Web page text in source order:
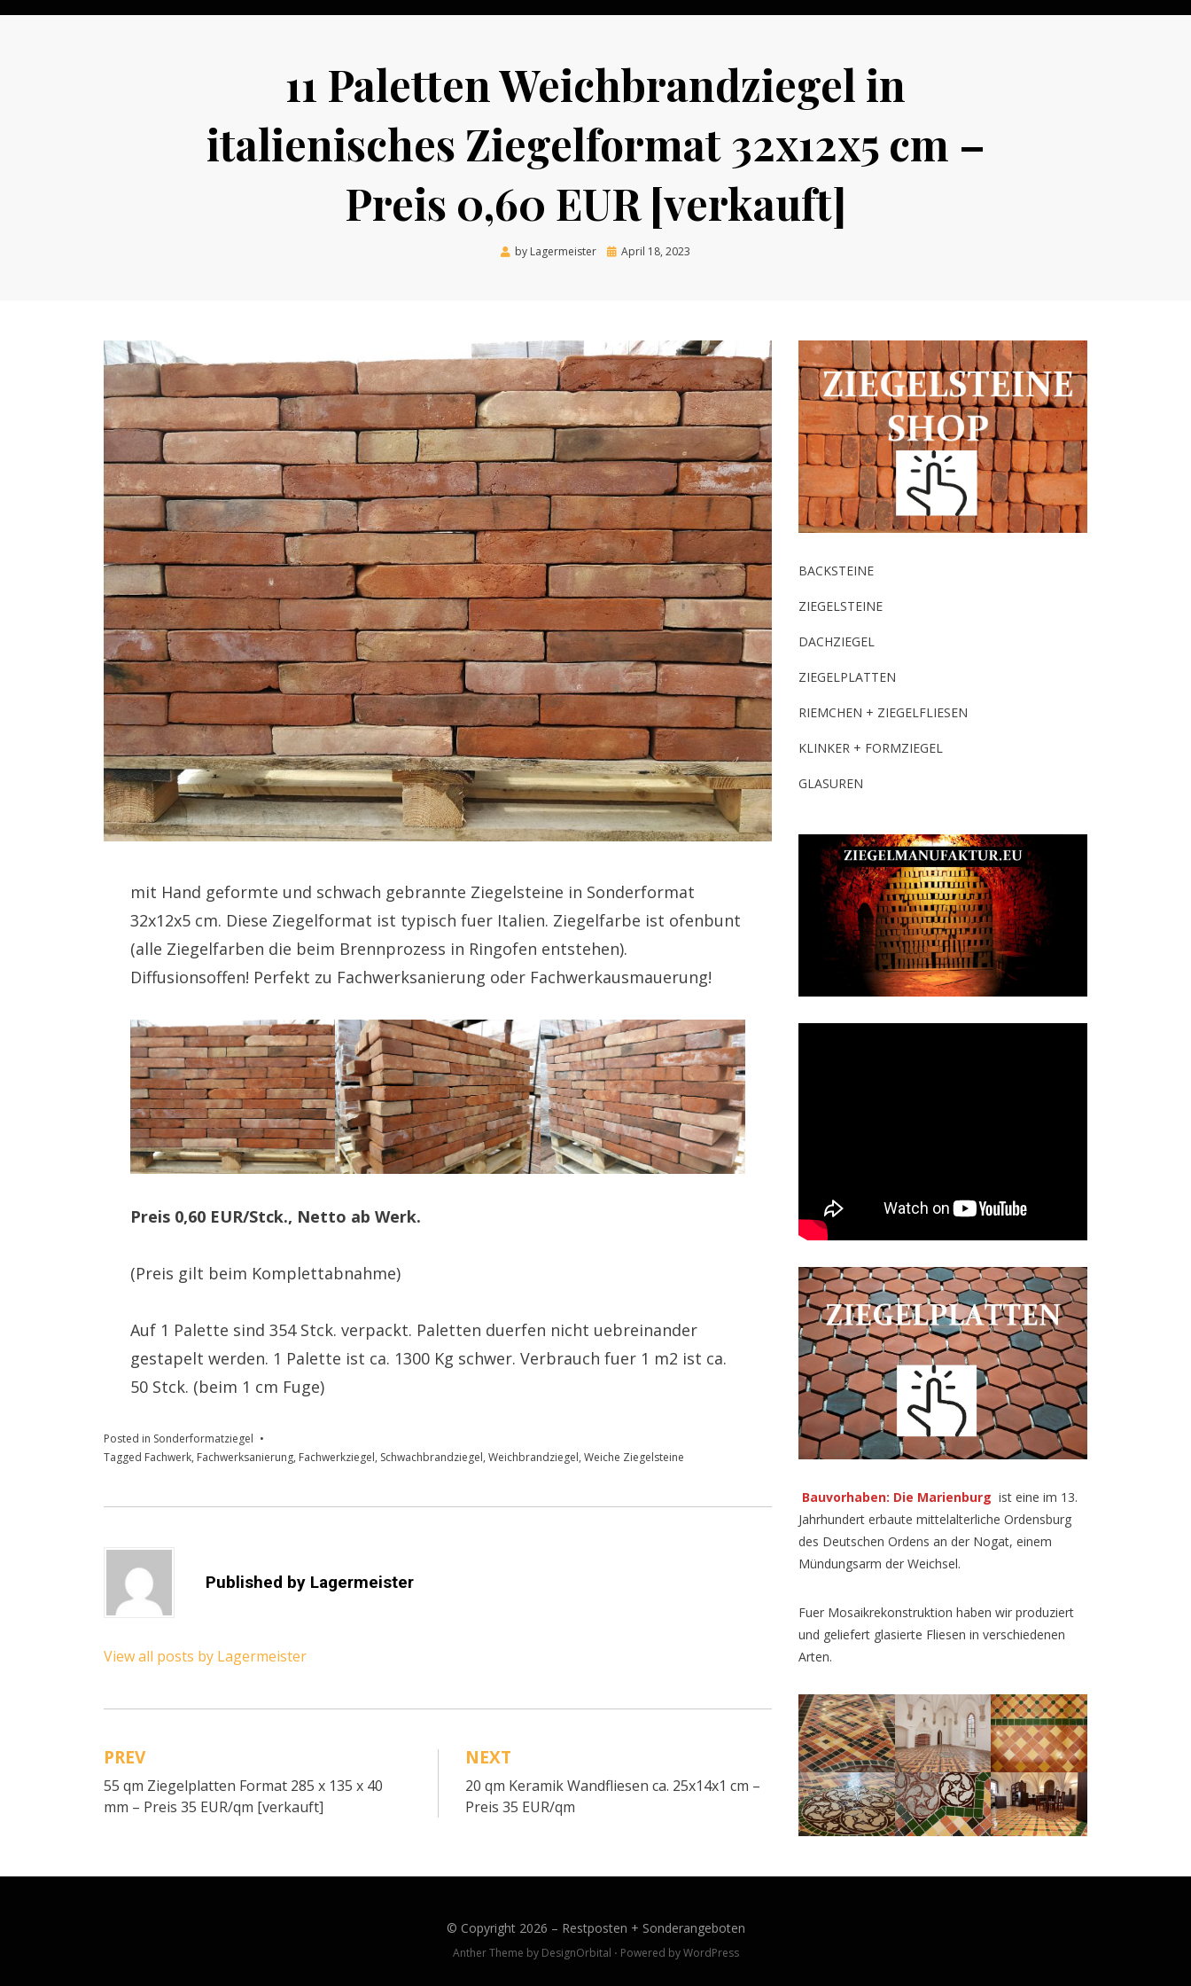
11 Paletten Weichbrandziegel in
italienisches Ziegelformat 32x12x5 cm –
Preis 0,60 EUR [verkauft]
by Lagermeister
Posted
April 18, 2023
mit Hand geformte und schwach gebrannte Ziegelsteine in Sonderformat
32x12x5 cm. Diese Ziegelformat ist typisch fuer Italien. Ziegelfarbe ist ofenbunt
(alle Ziegelfarben die beim Brennprozess in Ringofen entstehen).
Diffusionsoffen! Perfekt zu Fachwerksanierung oder Fachwerkausmauerung!
Preis 0,60 EUR/Stck., Netto ab Werk.
(Preis gilt beim Komplettabnahme)
Auf 1 Palette sind 354 Stck. verpackt. Paletten duerfen nicht uebreinander
gestapelt werden. 1 Palette ist ca. 1300 Kg schwer. Verbrauch fuer 1 m2 ist ca.
50 Stck. (beim 1 cm Fuge)
Posted in Sonderformatziegel
Tagged Fachwerk, Fachwerksanierung, Fachwerkziegel, Schwachbrandziegel, Weichbrandziegel, Weiche Ziegelsteine
Published by Lagermeister
View all posts by Lagermeister
Beitragsnavigation
PREV
55 qm Ziegelplatten Format 285 x 135 x 40
mm – Preis 35 EUR/qm [verkauft]
NEXT
20 qm Keramik Wandfliesen ca. 25x14x1 cm –
Preis 35 EUR/qm
BACKSTEINE
ZIEGELSTEINE
DACHZIEGEL
ZIEGELPLATTEN
RIEMCHEN + ZIEGELFLIESEN
KLINKER + FORMZIEGEL
GLASUREN
Bauvorhaben: Die Marienburg ist eine im 13.
Jahrhundert erbaute mittelalterliche Ordensburg
des Deutschen Ordens an der Nogat, einem
Mündungsarm der Weichsel.
Fuer Mosaikrekonstruktion haben wir produziert
und geliefert glasierte Fliesen in verschiedenen
Arten.
© Copyright 2026 – Restposten + Sonderangeboten
Anther Theme by DesignOrbital ⋅ Powered byWordPress